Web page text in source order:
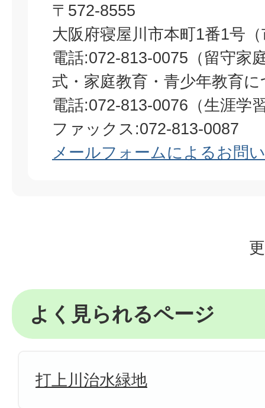
〒572-8555
大阪府寝屋川市本町1番1号
電話:072-813-0075（留守家
式・家庭教育・青少年教育
電話:072-813-0076（生涯学
ファックス:072-813-0087
メールフォームによるお問
よく見られるページ
打上川治水緑地